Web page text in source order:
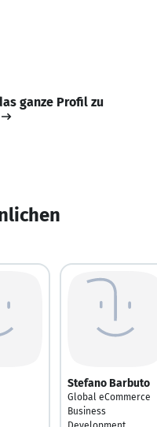
ganze Profil zu
Stefano Barbuto
Global eCommerce
Business